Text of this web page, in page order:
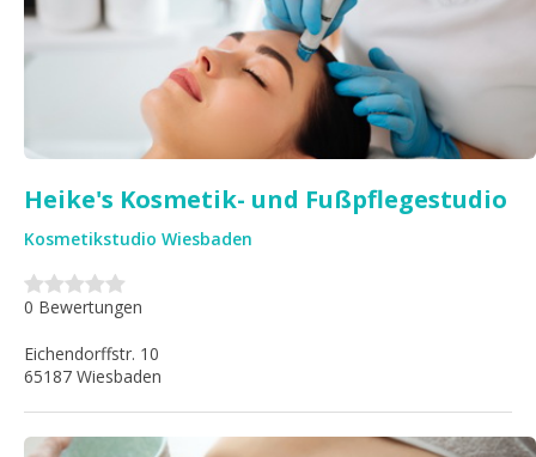
Heike's Kosmetik- und Fußpflegestudio
Kosmetikstudio Wiesbaden
Eichendorffstr. 10
65187 Wiesbaden
0 Bewertungen